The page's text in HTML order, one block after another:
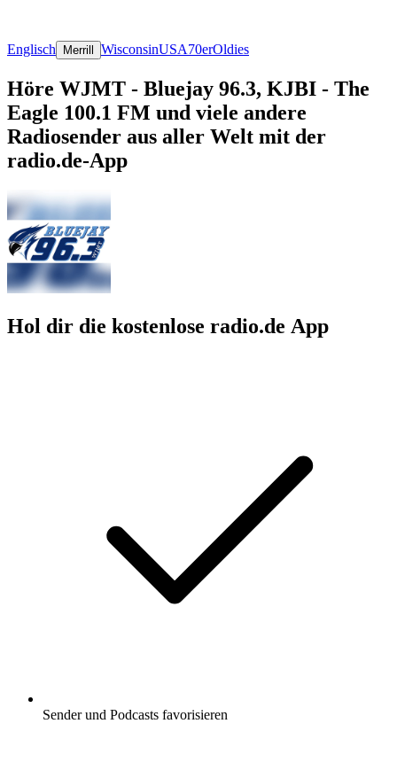
Englisch Merrill WisconsinUSA70erOldies
Höre WJMT - Bluejay 96.3, KJBI - The
Eagle 100.1 FM und viele andere
Radiosender aus aller Welt mit der
radio.de-App
Hol dir die kostenlose radio.de App
Sender und Podcasts favorisieren